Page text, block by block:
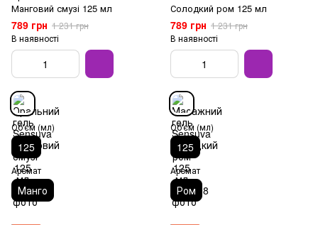
Манговий смузі 125 мл
789 грн 1 231 грн
В наявності
Об'єм (мл)
125
Аромат
Манго
Солодкий ром 125 мл
789 грн 1 231 грн
В наявності
Об'єм (мл)
125
Аромат
Ром